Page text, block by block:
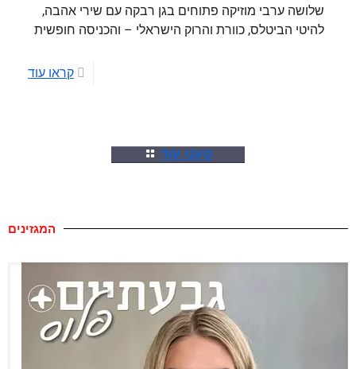
שלושה ערבי מוזיקה פתוחים בגן רבקה עם שירי אהבה,
להיטי הביטלס, כוורת והרוק הישראלי – והכניסה חופשית
קראו עוד
טענו עוד
המגזינים